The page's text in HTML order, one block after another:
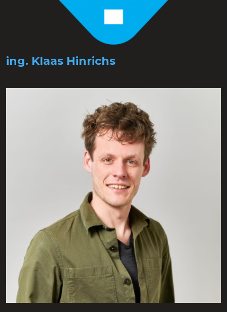
ing. Klaas Hinrichs